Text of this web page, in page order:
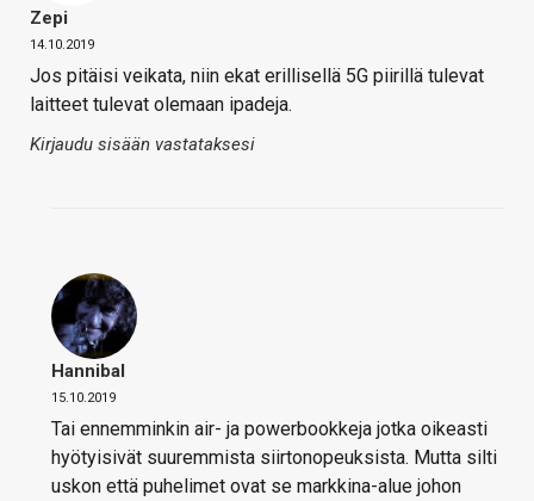
Zepi
14.10.2019
Jos pitäisi veikata, niin ekat erillisellä 5G piirillä tulevat
laitteet tulevat olemaan ipadeja.
Kirjaudu sisään vastataksesi
Hannibal
15.10.2019
Tai ennemminkin air- ja powerbookkeja jotka oikeasti
hyötyisivät suuremmista siirtonopeuksista. Mutta silti
uskon että puhelimet ovat se markkina-alue johon